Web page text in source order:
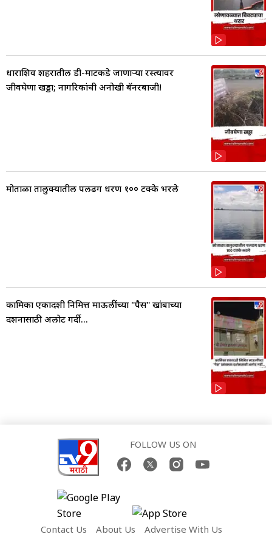
धाराशिव शहरातील डी-मार्टकडे जाणाऱ्या रस्त्यावर
जीवघेणा खड्डा; नागरिकांची अनोखी बॅनरबाजी!
मोताळा तालुक्यातील पलढग धरण १०० टक्के भरले
कामिका एकादशी निमित्त माऊलींच्या "पैस" खांबाच्या
दर्शनासाठी अलोट गर्दी...
FOLLOW US ON
Contact Us About Us Advertise With Us